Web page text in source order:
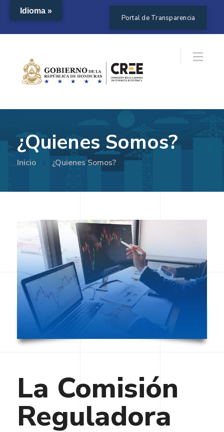
Portal de Transparencia
¿Quienes Somos?
Inicio ¿Quienes Somos?
La Comisión
Reguladora
Idioma »